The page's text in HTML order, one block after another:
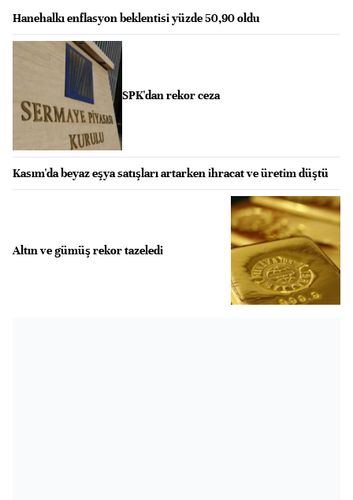
Hanehalkı enflasyon beklentisi yüzde 50,90 oldu
SPK'dan rekor ceza
Kasım'da beyaz eşya satışları artarken ihracat ve üretim düştü
Altın ve gümüş rekor tazeledi